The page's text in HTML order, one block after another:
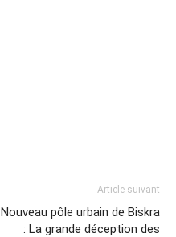
Article suivant
Nouveau pôle urbain de Biskra
: La grande déception des